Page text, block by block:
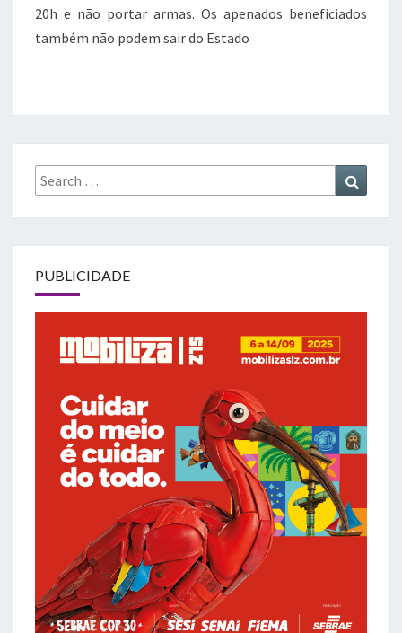
20h e não portar armas. Os apenados beneficiados
também não podem sair do Estado
Search
for:
PUBLICIDADE